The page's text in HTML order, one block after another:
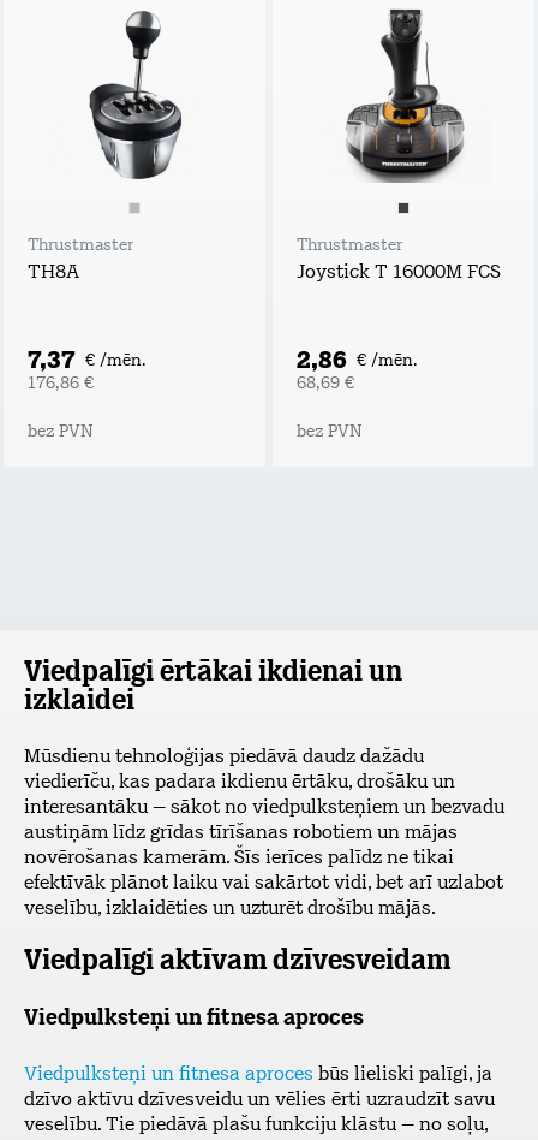
Thrustmaster
TH8A
7,37 € /mēn.
176,86 €
bez PVN
Thrustmaster
Joystick T 16000M FCS
2,86 € /mēn.
68,69 €
bez PVN
Viedpalīgi ērtākai ikdienai un
izklaidei
Mūsdienu tehnoloģijas piedāvā daudz dažādu
viedierīču, kas padara ikdienu ērtāku, drošāku un
interesantāku – sākot no viedpulksteņiem un bezvadu
austiņām līdz grīdas tīrīšanas robotiem un mājas
novērošanas kamerām. Šīs ierīces palīdz ne tikai
efektīvāk plānot laiku vai sakārtot vidi, bet arī uzlabot
veselību, izklaidēties un uzturēt drošību mājās.
Viedpalīgi aktīvam dzīvesveidam
Viedpulksteņi un fitnesa aproces
Viedpulksteņi un fitnesa aproces būs lieliski palīgi, ja
dzīvo aktīvu dzīvesveidu un vēlies ērti uzraudzīt savu
veselību. Tie piedāvā plašu funkciju klāstu – no soļu,